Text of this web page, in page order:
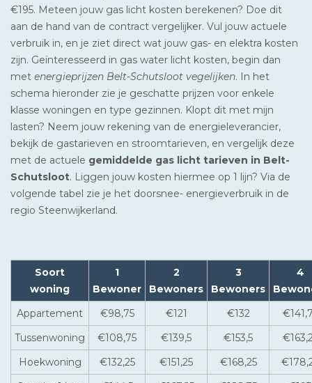
€195. Meteen jouw gas licht kosten berekenen? Doe dit
aan de hand van de contract vergelijker. Vul jouw actuele
verbruik in, en je ziet direct wat jouw gas- en elektra kosten
zijn. Geïnteresseerd in gas water licht kosten, begin dan
met energieprijzen Belt-Schutsloot vegelijken. In het
schema hieronder zie je geschatte prijzen voor enkele
klasse woningen en type gezinnen. Klopt dit met mijn
lasten? Neem jouw rekening van de energieleverancier,
bekijk de gastarieven en stroomtarieven, en vergelijk deze
met de actuele gemiddelde gas licht tarieven in Belt-
Schutsloot. Liggen jouw kosten hiermee op 1 lijn? Via de
volgende tabel zie je het doorsnee- energieverbruik in de
regio Steenwijkerland.
Soort
woning
1
Bewoner
2
Bewoners
3
Bewoners
4
Appartement
€98,75 €121 €132
Tussenwoning
€108,75 €139,5 €153,5
Hoekwoning
€132,25 €151,25 €168,25